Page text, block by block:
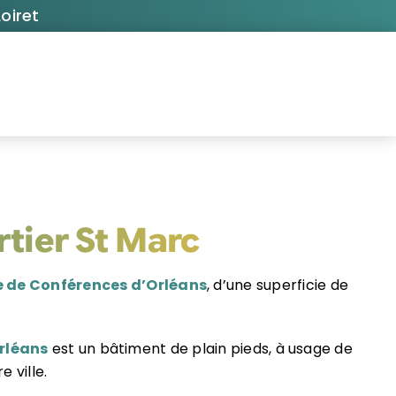
St Marc
de Conférences d’Orléans, d’une superficie de
est un bâtiment de plain pieds, à usage de
ville.